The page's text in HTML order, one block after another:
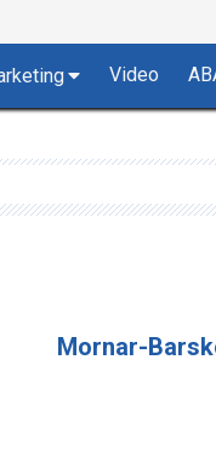
Video
Mornar-